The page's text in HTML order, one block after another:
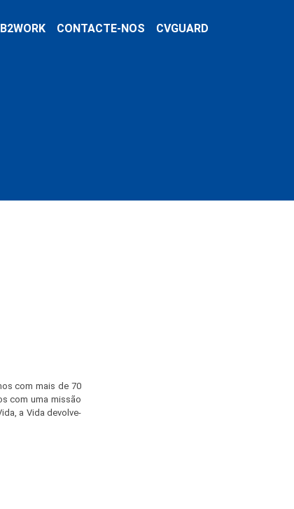
CONTACTE-NOS CVGUARD
com mais de 70
com uma missão
a Vida devolve-